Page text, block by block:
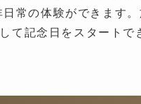
常の体験ができます
て記念日をスタートで